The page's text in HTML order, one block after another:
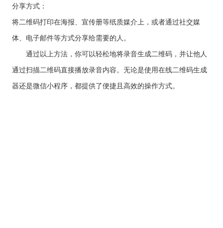
分享方式：
将二维码打印在海报、宣传册等纸质媒介上，或者通过社交媒
体、电子邮件等方式分享给需要的人。
通过以上方法，你可以轻松地将录音生成二维码，并让他人
通过扫描二维码直接播放录音内容。无论是使用在线二维码生成
器还是微信小程序，都提供了便捷且高效的操作方式。